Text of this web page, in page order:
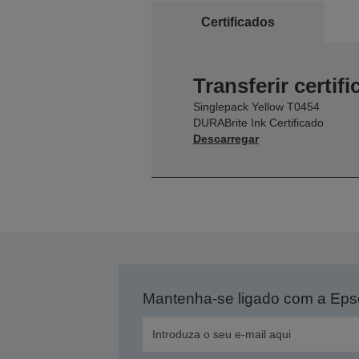
Certificados
Transferir
Singlepack Yellow T0454
DURABrite Ink Certificado
Descarregar
Mantenha-se ligado com a